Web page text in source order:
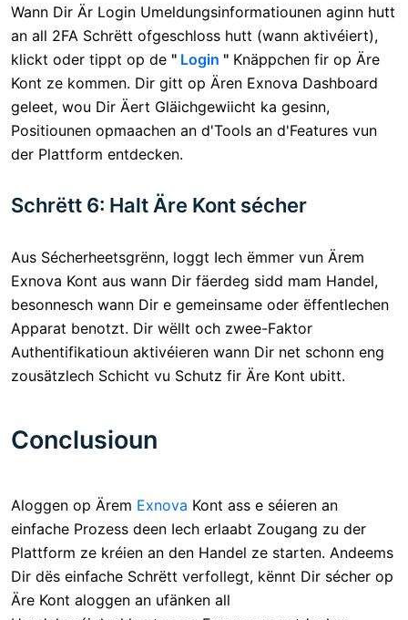
Wann Dir Är Login Umeldungsinformatiounen aginn hutt
an all 2FA Schrëtt ofgeschloss hutt (wann aktivéiert),
klickt oder tippt op de " Login " Knäppchen fir op Äre
Kont ze kommen. Dir gitt op Ären Exnova Dashboard
geleet, wou Dir Äert Gläichgewiicht ka gesinn,
Positiounen opmaachen an d'Tools an d'Features vun
der Plattform entdecken.
Schrëtt 6: Halt Äre Kont sécher
Aus Sécherheetsgrënn, loggt Iech ëmmer vun Ärem
Exnova Kont aus wann Dir fäerdeg sidd mam Handel,
besonnesch wann Dir e gemeinsame oder ëffentlechen
Apparat benotzt. Dir wëllt och zwee-Faktor
Authentifikatioun aktivéieren wann Dir net schonn eng
zousätzlech Schicht vu Schutz fir Äre Kont ubitt.
Conclusioun
Aloggen op Ärem Exnova Kont ass e séieren an
einfache Prozess deen Iech erlaabt Zougang zu der
Plattform ze kréien an den Handel ze starten. Andeems
Dir dës einfache Schrëtt verfollegt, kënnt Dir sécher op
Äre Kont aloggen an ufänken all